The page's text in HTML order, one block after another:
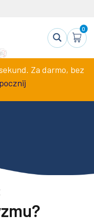
0
Za darmo, bez